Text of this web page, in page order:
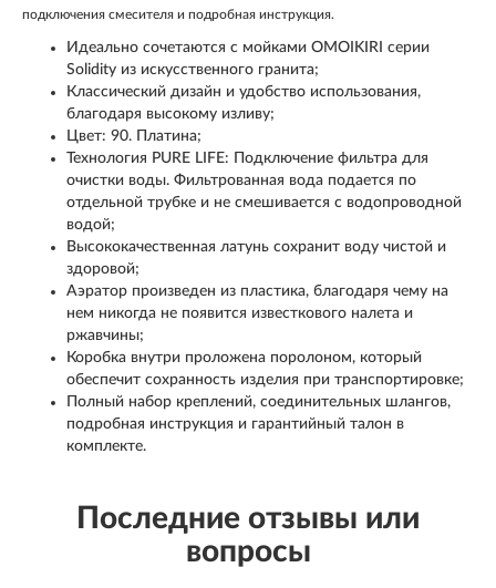
подключения смесителя и подробная инструкция.
Идеально сочетаются с мойками OMOIKIRI серии
Solidity из искусственного гранита;
Классический дизайн и удобство использования,
благодаря высокому изливу;
Цвет: 90. Платина;
Технология PURE LIFE: Подключение фильтра для
очистки воды. Фильтрованная вода подается по
отдельной трубке и не смешивается с водопроводной
водой;
Высококачественная латунь сохранит воду чистой и
здоровой;
Аэратор произведен из пластика, благодаря чему на
нем никогда не появится известкового налета и
ржавчины;
Коробка внутри проложена поролоном, который
обеспечит сохранность изделия при транспортировке;
Полный набор креплений, соединительных шлангов,
подробная инструкция и гарантийный талон в
комплекте.
Последние отзывы или
вопросы